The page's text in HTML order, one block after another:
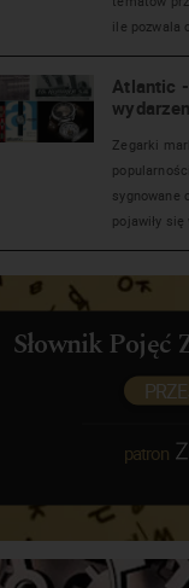
ile pozwala
Atlantic
Zegarki
sygnowane
pojawiły się
Słownik Pojęć
patron